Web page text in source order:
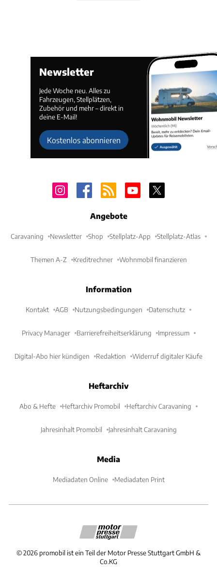
Newsletter
Jede Woche neu. Alles zu
Fahrzeugen, Stellplätzen,
Zubehör und mehr – direkt in
deine E-Mail!
Kostenlos abonnieren
Angebote
Caravaning Newsletter Shop Stellplatz-App Stellplatz-Atlas
Themen A-Z Kreditrechner Wohnmobil finanzieren
Information
Kontakt AGB Nutzungsbedingungen Datenschutz
Privacy Manager Barrierefreiheitserklärung Impressum
Digital-Abo hier kündigen Redaktion Widerruf digitaler Käufe
Heftarchiv
Abo & Hefte Heftarchiv Promobil Heftarchiv Caravaning
Jahresinhalt Promobil Jahresinhalt Caravaning
Media
Mediadaten Online Mediadaten Print
©2026 promobil ist ein Teil der Motor Presse Stuttgart GmbH &
Co.KG